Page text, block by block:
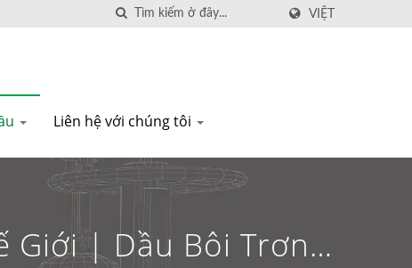
VIỆT
Liên hệ với chúng tôi
Giới | Dầu Bôi Trơn